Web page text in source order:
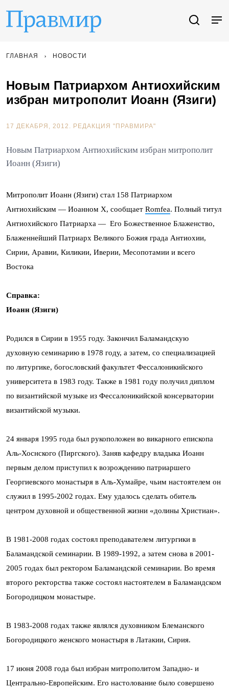
ГЛАВНАЯ НОВОСТИ
Новым Патриархом Антиохийским
избран митрополит Иоанн (Язиги)
17 ДЕКАБРЯ, 2012. РЕДАКЦИЯ "ПРАВМИРА"
Новым Патриархом Антиохийским избран митрополит
Иоанн (Язиги)
Митрополит Иоанн (Язиги) стал 158 Патриархом
Антиохийским — Иоанном X, сообщает Romfea. Полный титул
Антиохийского Патриарха — Его Божественное Блаженство,
Блаженнейший Патриарх Великого Божия града Антиохии,
Сирии, Аравии, Киликии, Иверии, Месопотамии и всего
Востока
Справка:
Иоанн (Язиги)
Родился в Сирии в 1955 году. Закончил Баламандскую
духовную семинарию в 1978 году, а затем, со специализацией
по литургике, богословский факультет Фессалоникийского
университета в 1983 году. Также в 1981 году получил диплом
по византийской музыке из Фессалоникийской консерватории
византийской музыки.
24 января 1995 года был рукоположен во викарного епископа
Аль-Хоснского (Пиргского). Заняв кафедру владыка Иоанн
первым делом приступил к возрождению патриаршего
Георгиевского монастыря в Аль-Хумайре, чьим настоятелем он
служил в 1995-2002 годах. Ему удалось сделать обитель
центром духовной и общественной жизни «долины Христиан».
В 1981-2008 годах состоял преподавателем литургики в
Баламандской семинарии. В 1989-1992, а затем снова в 2001-
2005 годах был ректором Баламандской семинарии. Во время
второго ректорства также состоял настоятелем в Баламандском
Богородицком монастыре.
В 1983-2008 годах также являлся духовником Блеманского
Богородицкого женского монастыря в Латакии, Сирия.
17 июня 2008 года был избран митрополитом Западно- и
Центрально-Европейским. Его настолование было совершено